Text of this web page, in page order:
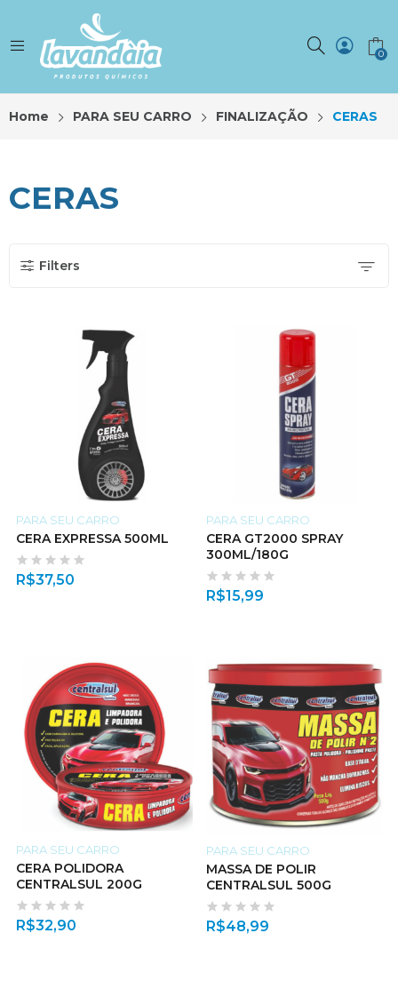
0
Home PARA SEU CARRO FINALIZAÇÃO CERAS
CERAS
Filters
PARA SEU CARRO
CERA EXPRESSA 500ML
R$37,50
PARA SEU CARRO
CERA GT2000 SPRAY
300ML/180G
R$15,99
PARA SEU CARRO
CERA POLIDORA
CENTRALSUL 200G
R$32,90
PARA SEU CARRO
MASSA DE POLIR
CENTRALSUL 500G
R$48,99